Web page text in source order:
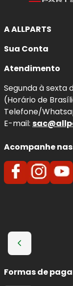
A ALLPARTS
Sua Conta
Atendimento
Segunda à sexta
(Horário de
Telefone/
E-mail:
Acompanhe
Formas de